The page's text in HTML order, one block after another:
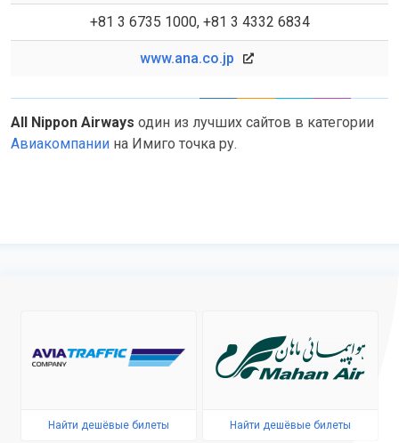
+81 3 6735 1000, +81 3 4332 6834
www.ana.co.jp
All Nippon Airways один из лучших сайтов в категории
Авиакомпании на Имиго точка ру.
Найти дешёвые билеты Найти дешёвые билеты